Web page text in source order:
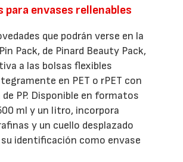
para envases rellenables
que podrán verse en la
Pack, de Pinard Beauty Pack,
a las bolsas flexibles
en PET o rPET con
de PP. Disponible en formatos
ml y un litro, incorpora
y un cuello desplazado
identificación como envase